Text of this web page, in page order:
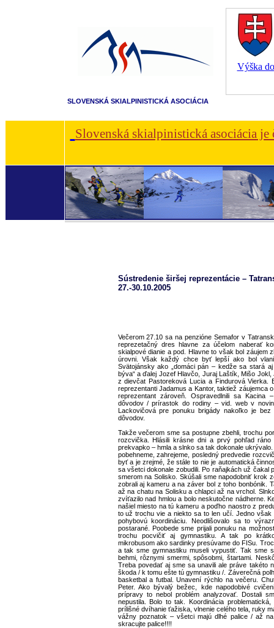
Výška
SLOVENSKÁ SKIALPINISTICKÁ ASOCIÁCIA
Slovenská skialpinistická asociácia
Sústredenie širšej reprezentácie –
27.-30.10.2005
Večerom 27.10 sa na penzióne Semafor v
reprezetačný dres hlavne za účelom naberať
skialpové dianie a pod. Hlavne to však bol záujem
úrovni. Však každý chce byť lepší ako bol
Svätojánsky ako „domáci pán – kedže sa stará
býva“ a ďalej Jozef Hlavčo, Juraj Laštík, Mišo
z dievčat Pastoreková Lucia a Findurová
reprezentanti Jadamus a Kantor, taktiež záujemca
reprezentant zároveň. Ospravedlnili sa Kacina
dôvodov / prírastok do rodiny – vid. web v
Lackovičová pre ponuku brigády nakoľko je
dôvodov.
Takže večerom sme sa postupne zbehli, trochu
rozcvička. Hlásili krásne dni a prvý pohľad
prekvapko – hmla a slnko sa tak dokonale
pobehneme, zahrejeme, posledný predvedie
byť a je zrejmé, že stále to nie je automatická
sa všetci dokonale zobudili. Po raňajkách už čakal
smerom na Solisko. Skúšali sme napodobniť krok
zobrali aj kameru a na záver bol z toho bonbónik.
až na chatu na Solisku a chlapci až na vrchol.
zvíťazilo nad hmlou a bolo neskutočne nádherne.
našiel miesto na tú kameru a poďho naostro z
to už trochu vie a niekto sa to len učí. Jedno
pohybovú koordináciu. Neodlišovalo sa to
postarané. Poobede sme prijali ponuku na
trochu pocvičiť aj gymnastiku. A tak po
mikrobusom ako sardinky presúvame do FISu.
a tak sme gymnastiku museli vypustiť. Tak sme
behmi, rôznymi smermi, spôsobmi, štartami.
Treba povedať aj sme sa unavili ale práve takéto
škoda / k tomu ešte tú gymnastiku /. Záverečná
basketbal a futbal. Unavení rýchlo na večeru.
Peter. Ako bývalý bežec, kde napodobivé
prípravy to nebol problém analyzovať. Dostali
nepustila. Bolo to tak. Koordinácia
prílišné dvíhanie ťažiska, vlnenie celého tela, ruky
vážny poznatok – všetci majú dlhé palice / až
skracujte palice!!!!